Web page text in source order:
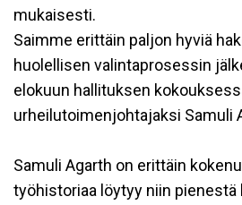
mukaisesti.
Saimme erittäin paljon hyviä
huolellisen valintaprosessin
elokuun hallituksen
urheilutoimenjohtajaksi Samuli
Samuli Agarth on erittäin
työhistoriaa löytyy niin pienestä